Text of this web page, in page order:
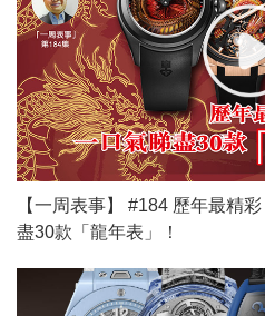
【一周表事】 #184 歷年最精
盡30款「龍年表」！